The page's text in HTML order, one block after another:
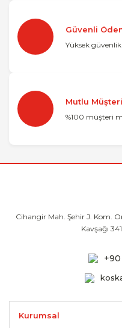
Güvenli
Yüksek
Mutlu Müşteri
%100 müşteri
Cihangir Mah. Şehir J. Kom.
Kavşağı
+90
Kurumsal